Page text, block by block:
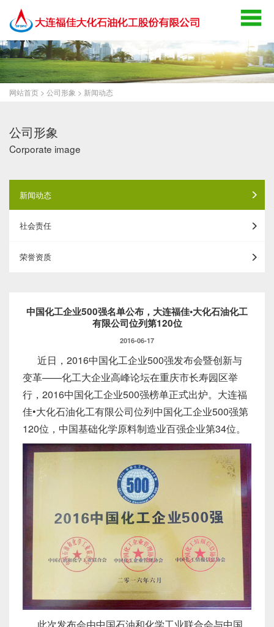
网站首页 > 公司形象 > 新闻动态
公司形象
Corporate image
新闻动态
社会责任
荣誉资质
中国化工企业500强名单公布，大连福佳•大化石油化工
有限公司位列第120位
2016-06-17
近日，2016中国化工企业500强发布会暨创新与
变革——化工大企业高峰论坛在重庆市长寿园区举
行，2016中国化工企业500强榜单正式出炉。大连福
佳•大化石油化工有限公司位列中国化工企业500强第
120位，中国基础化学原料制造业百强企业第34位。